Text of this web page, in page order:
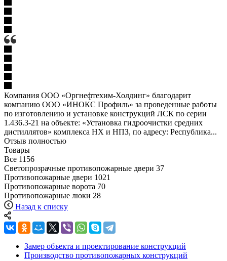
Компания ООО «Оргнефтехим-Холдинг» благодарит
компанию ООО «ИНОКС Профиль» за проведенные работы
по изготовлению и установке конструкций ЛСК по серии
1.436.3-21 на объекте: «Установка гидроочистки средних
дистиллятов» комплекса НХ и НПЗ, по адресу: Республика...
Отзыв полностью
Товары
Все 1156
Светопрозрачные противопожарные двери 37
Противопожарные двери 1021
Противопожарные ворота 70
Противопожарные люки 28
Назад к списку
Замер объекта и проектирование конструкций
Производство противопожарных конструкций